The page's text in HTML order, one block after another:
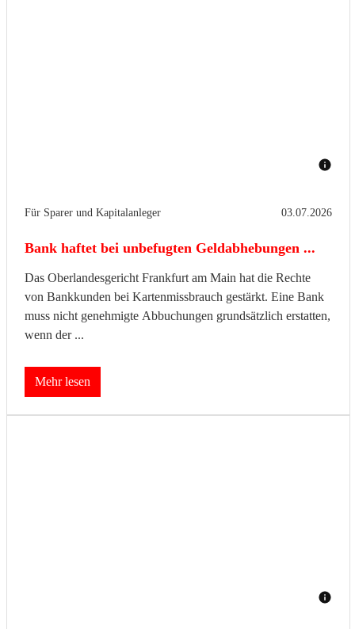
Für Sparer und Kapitalanleger 03.07.2026
Bank haftet bei unbefugten Geldabhebungen ...
Das Oberlandesgericht Frankfurt am Main hat die Rechte
von Bankkunden bei Kartenmissbrauch gestärkt. Eine Bank
muss nicht genehmigte Abbuchungen grundsätzlich erstatten,
wenn der ...
Mehr lesen